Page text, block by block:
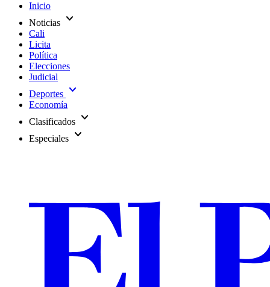
Inicio
Noticias expand_more
Cali
Licita
Política
Elecciones
Judicial
Deportes expand_more
Economía
Clasificados expand_more
Especiales expand_more